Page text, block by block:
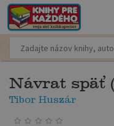
Návrat späť
Tibor Huszár